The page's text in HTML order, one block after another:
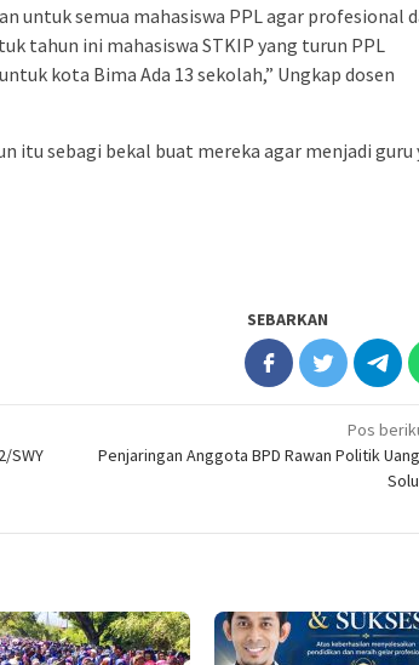
untuk semua mahasiswa PPL agar profesional
tahun ini mahasiswa STKIP yang turun PPL
kota Bima Ada 13 sekolah,” Ungkap dosen
itu sebagi bekal buat mereka agar menjadi guru
SEBARKAN
SWY
Pos
Penjaringan Anggota BPD Rawan Politik